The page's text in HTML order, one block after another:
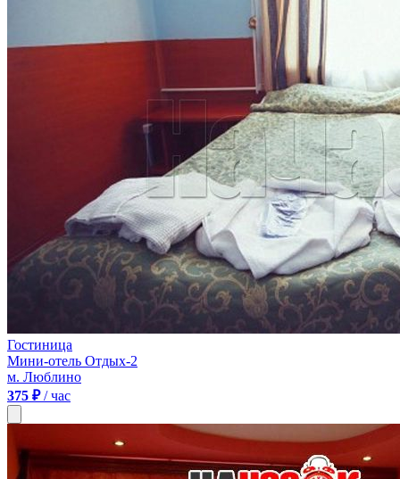
Гостиница
Мини-отель Отдых-2
м. Люблино
375 ₽/ час